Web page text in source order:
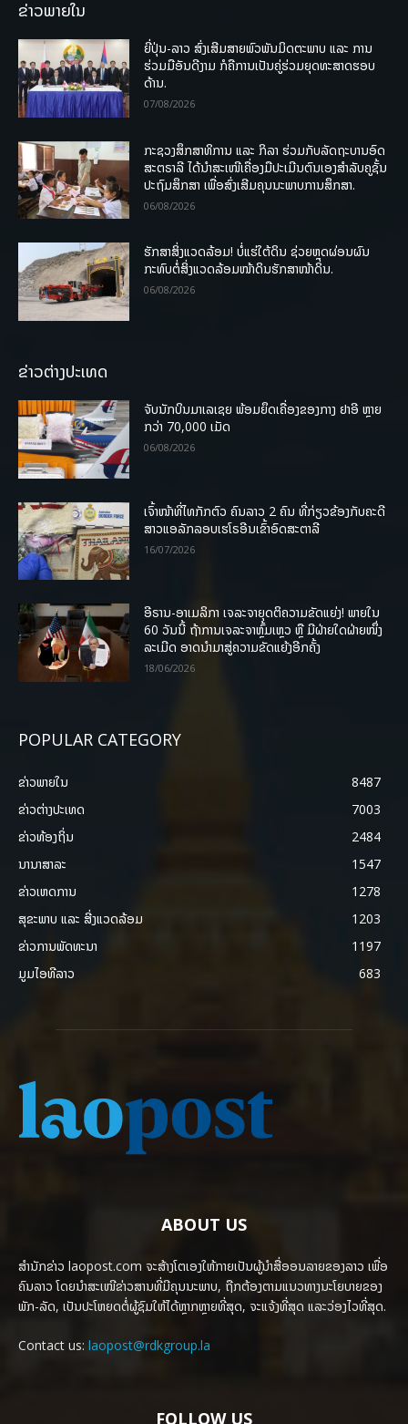
ຂ່າວພາຍໃນ
ຍີ່ປຸ່ນ-ລາວ ສົ່ງເສີມສາຍພົວພັນມິດຕະພາບ ແລະ ການ
ຮ່ວມມືອັນດີງາມ ກໍຄືການເປັນຄູ່ຮ່ວມຍຸດທະສາດຮອບ
ດ້ານ.
07/08/2026
ກະຊວງສຶກສາທິການ ແລະ ກິລາ ຮ່ວມກັບລັດຖະບານອົດ
ສະຕຣາລີ ໄດ້ນຳສະເໜີເຄື່ອງມືປະເມີນຕົນເອງສຳລັບຄູຊັ້ນ
ປະຖົມສຶກສາ ເພື່ອສົ່ງເສີມຄຸນນະພາບການສຶກສາ.
06/08/2026
ຮັກສາສິ່ງແວດລ້ອມ! ບໍ່ແຮ່ໃຕ້ດິນ ຊ່ວຍຫຼຸດຜ່ອນຜົນ
ກະທົບຕໍ່ສິ່ງແວດລ້ອມໜ້າດິນຮັກສາໜ້າດິນ.
06/08/2026
ຂ່າວຕ່າງປະເທດ
ຈັບນັກບິນມາເລເຊຍ ພ້ອມຍຶດເຄື່ອງຂອງກາງ ຢາອີ ຫຼາຍ
ກວ່າ 70,000 ເມັດ
06/08/2026
ເຈົ້າໜ້າທີ່ໄທກັກຕົວ ຄົນລາວ 2 ຄົນ ທີ່ກ່ຽວຂ້ອງກັບຄະດີ
ສາວແອລັກລອບເຮໂຣອີນເຂົ້າອົດສະຕາລີ
16/07/2026
ອີຣານ-ອາເມລິກາ ເຈລະຈາຍຸດຕິຄວາມຂັດແຍ່ງ! ພາຍໃນ
60 ວັນນີ້ ຖ້າການເຈລະຈາຫຼົ້ມເຫຼວ ຫຼື ມີຝ່າຍໃດຝ່າຍໜຶ່ງ
ລະເມີດ ອາດນໍາມາສູ່ຄວາມຂັດແຍ້ງອີກຄັ້ງ
18/06/2026
POPULAR CATEGORY
ຂ່າວພາຍ​ໃນ
8487
ຂ່າວຕ່າງປະເທດ
7003
ຂ່າວທ້ອງຖິ່ນ
2484
ນານາສາລະ
1547
ຂ່າວເຫດການ
1278
ສຸຂະພາບ ແລະ ສີ່ງແວດລ້ອມ
1203
ຂ່າວການພັດທະນາ
1197
ມູມໄອທີລາວ
683
ABOUT US
ສຳນັກຂ່າວ laopost.com ຈະສ້າງໂຕເອງໃຫ້ກາຍເປັນຜູ້ນຳສື່ອອນລາຍຂອງລາວ ເພື່ອ
ຄົນລາວ ໂດຍນຳສະເໜີຂ່າວສານທີ່ມີຄຸນນະພາບ, ຖືກຕ້ອງຕາມແນວທາງນະໂຍບາຍຂອງ
ພັກ-ລັດ, ເປັນປະໂຫຍດຕໍ່ຜູ້ຊົມໃຫ້ໄດ້ຫຼາກຫຼາຍທີ່ສຸດ, ຈະແຈ້ງທີ່ສຸດ ແລະວ່ອງໄວທີ່ສຸດ.
Contact us: laopost@rdkgroup.la
FOLLOW US